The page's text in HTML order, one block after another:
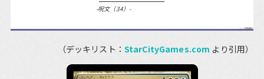
-呪文（34）-
（デッキリスト： StarCityGames.com より引用）